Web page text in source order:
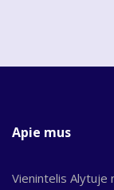
Apie mus
Vienintelis Alytuje